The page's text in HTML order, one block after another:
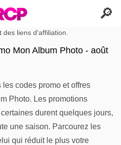
des liens d'affiliation.
Mon Album Photo - août
codes promo et offres
Photo. Les promotions
durent quelques jours,
une saison. Parcourez les
qui réduit le plus votre